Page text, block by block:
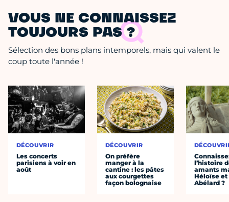
VOUS NE CONNAISSEZ
TOUJOURS PAS ?
Sélection des bons plans intemporels, mais qui valent le
coup toute l'année !
DÉCOUVRIR
Les concerts
parisiens à voir en
août
DÉCOUVRIR
On préfère
manger à la
cantine : les pâtes
aux courgettes
façon bolognaise
l’histoire
amants
Héloïse et
Abélard ?